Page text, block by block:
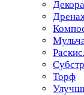
Торф